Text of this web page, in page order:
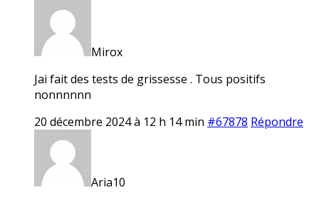
Mirox
Jai fait des tests de grissesse . Tous positifs
nonnnnnn
20 décembre 2024 à 12 h 14 min #67878 Répondre
Aria10